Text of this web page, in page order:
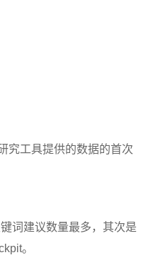
究工具提供的数据的首次
词建议数量最多，其次是
。